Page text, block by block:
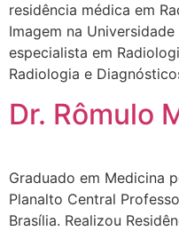
residência médica em
Imagem na
especialista em
Radiologia e
Dr. Rômulo
Graduado em Medicina
Planalto Central
Brasília. Realizou